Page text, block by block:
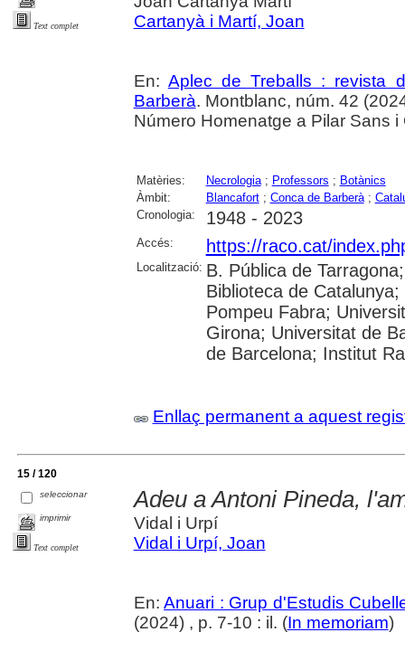
Text complet
Cartanyà i Martí, Joan
En: Aplec de Treballs : revista
Barberà. Montblanc, núm. 42
Número Homenatge a Pilar Sans
Matèries: Necrologia; Professors ; Botànics
Àmbit:
Blancafort; Conca de Barberà;
Cronologia:
1948 - 2023
Accés: https://raco.cat/
Localització: B. Pública de
Biblioteca de
Pompeu Fabra;
Girona; Universitat de
de Barcelona; Institut
Enllaç permanent a aquest
15 / 120
seleccionar
imprimir
Text complet
Adeu a Antoni Pineda,
Vidal i Urpí
Vidal i Urpí, Joan
En:Anuari : Grup d'Estudis
(2024) , p. 7-10 : il. (In memoriam)